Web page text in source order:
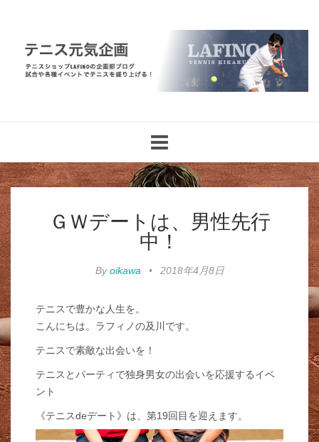
navigation
ＧＷデートは、男性先行
中！
Byoikawa • 2018年4月8日
テニスで豊かな人生を。
こんにちは。ラフィノの及川です。
テニスで素敵な出会いを！
テニスとパーティで独身男女の出会いを応援するイベ
ント
《テニスdeデート》は、第19回目を迎えます。